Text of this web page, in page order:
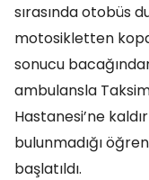
sırasında otobüs
motosikletten
sonucu
ambulansla
Hastanesi’ne
bulunmadığı
başlatıldı.